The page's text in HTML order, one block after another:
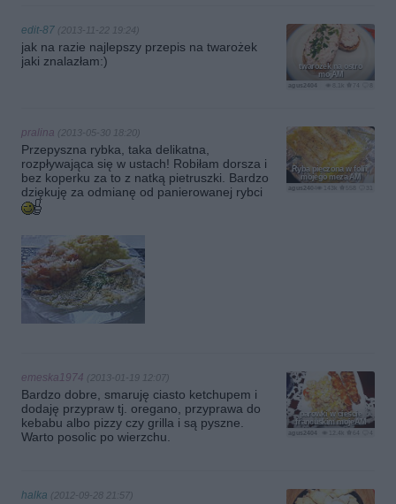
twarożek na ostro
mojAM
74
agus2404
edit-87 (2013-11-22 19:24)
jak na razie najlepszy przepis na twarożek
jaki znalazłam:)
Ryba pieczona w folii,
mojego meza AM
143k
agus2404
pralina (2013-05-30 18:20)
Przepyszna rybka, taka delikatna,
rozpływająca się w ustach! Robiłam dorsza i
bez koperku za to z natką pietruszki. Bardzo
dziękuję za odmianę od panierowanej rybci
parowki w ciescie
francuskim mojeAM
12.4k 64 4
agus2404
emeska1974 (2013-01-19 12:07)
Bardzo dobre, smaruję ciasto ketchupem i
dodaję przypraw tj. oregano, przyprawa do
kebabu albo pizzy czy grilla i są pyszne.
Warto posolic po wierzchu.
halka (2012-09-28 21:57)